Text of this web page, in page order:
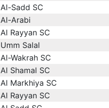
Al-Sadd SC
Al-Arabi
Al Rayyan SC
Umm Salal
Al-Wakrah SC
Al Shamal SC
Al Markhiya SC
Al Rayyan SC